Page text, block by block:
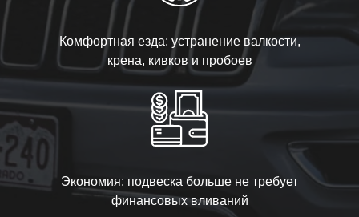
Комфортная езда: устранение валкости,
крена, кивков и пробоев
Экономия: подвеска больше не требует
финансовых вливаний